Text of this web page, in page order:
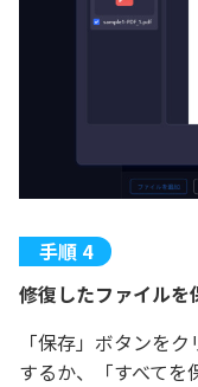
修復したファイルを
「保存」ボタンを
するか、「すべてを